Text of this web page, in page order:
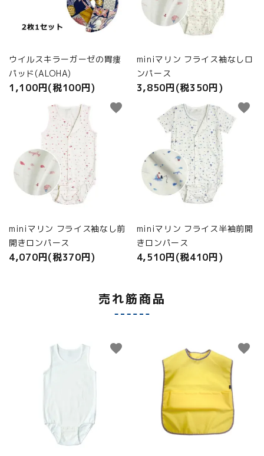
ウイルスキラーガーゼの胃瘻
パッド(ALOHA)
1,100円(税100円)
miniマリン フライス袖なしロ
ンパース
3,850円(税350円)
miniマリン フライス袖なし前
開きロンパース
4,070円(税370円)
favorite
miniマリン フライス半袖前開
きロンパース
4,510円(税410円)
favorite
売れ筋商品
favorite favorite